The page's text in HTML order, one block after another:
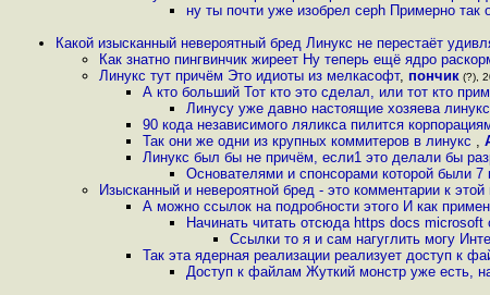
ну ты почти уже изобрел ceph Примерно
Какой изысканный невероятный бред Линукс не перестаёт
Как знатно пингвинчик жиреет Ну теперь ещё ядро
Линукс тут причём Это идиоты из мелкасофт, пончик (?),
А кто больший Тот кто это сделал, или тот кто
Линусу уже давно настоящие хозяева
90 кода независимого ляликса пилится
Так они же одни из крупных коммитеров в линукс ,
Линукс был бы не причём, если1 это делали бы
Основателями и спонсорами которой были
Изысканный и невероятной бред - это комментарии к
А можно ссылок на подробности этого И как
Начинать читать отсюда https docs
Ссылки то я и сам нагуглить могу
Так эта ядерная реализации реализует доступ к
Доступ к файлам Жуткий монстр уже есть,